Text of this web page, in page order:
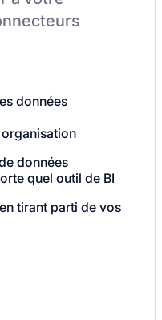
données
données
quel outil de BI
tirant parti de vos